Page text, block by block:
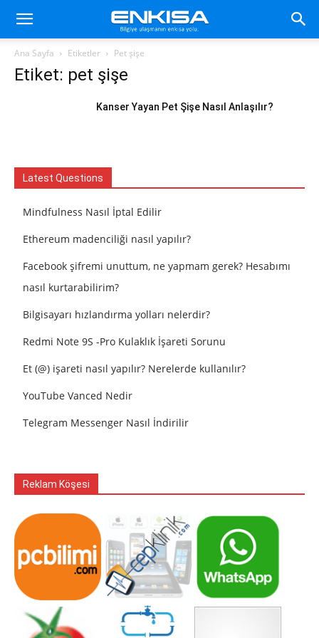
Ana Sayfa Etiketler Pet şişe
Etiket: pet şişe
Kanser Yayan Pet Şişe Nasıl Anlaşılır?
Latest Questions
Mindfulness Nasıl İptal Edilir
Ethereum madenciliği nasıl yapılır?
Facebook şifremi unuttum, ne yapmam gerek? Hesabımı
nasıl kurtarabilirim?
Bilgisayarı hızlandırma yolları nelerdir?
Redmi Note 9S -Pro Kulaklık İşareti Sorunu
Et (@) işareti nasıl yapılır? Nerelerde kullanılır?
YouTube Vanced Nedir
Telegram Messenger Nasıl İndirilir
Reklam Köşesi